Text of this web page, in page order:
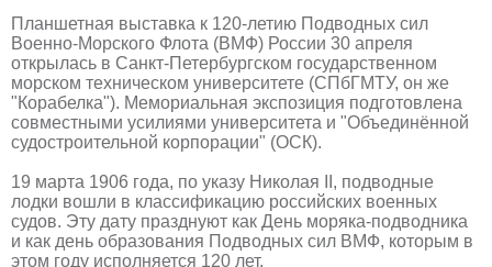
Планшетная выставка к 120-летию Подводных сил
Военно-Морского Флота (ВМФ) России 30 апреля
открылась в Санкт-Петербургском государственном
морском техническом университете (СПбГМТУ, он же
"Корабелка"). Мемориальная экспозиция подготовлена
совместными усилиями университета и "Объединённой
судостроительной корпорации" (ОСК).
19 марта 1906 года, по указу Николая II, подводные
лодки вошли в классификацию российских военных
судов. Эту дату празднуют как День моряка-подводника
и как день образования Подводных сил ВМФ, которым в
этом году исполняется 120 лет.